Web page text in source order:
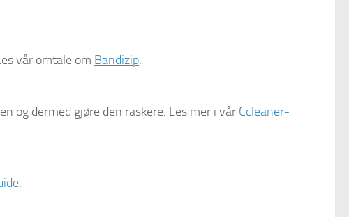
vår omtale om Bandizip.
og dermed gjøre den raskere. Les mer i vår Ccleaner-
.